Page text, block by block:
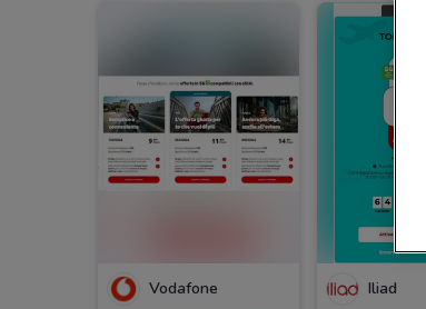
Vodafone Iliad